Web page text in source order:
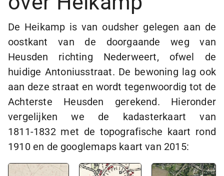
De Heikamp is van oudsher gelegen aan de
oostkant van de doorgaande weg van
Heusden richting Nederweert, ofwel de
huidige Antoniusstraat. De bewoning lag ook
aan deze straat en wordt tegenwoordig tot de
Achterste Heusden gerekend. Hieronder
vergelijken we de kadasterkaart van
1811-1832met de topografische kaart rond
1910 en de googlemaps kaart van 2015: